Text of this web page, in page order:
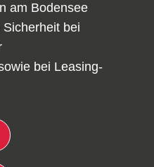
am Bodensee
bei
bei Leasing-